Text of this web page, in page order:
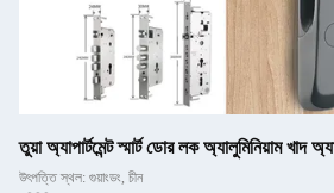
তুয়া অ্যাপার্টমেন্ট স্মার্ট ডোর লক অ্যালুমিনিয়াম খাদ
উৎপত্তি স্থল: গুয়াংডং, চীন